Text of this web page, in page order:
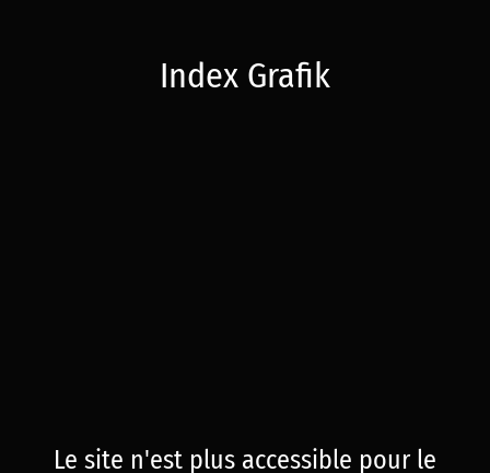
Index Grafik
Le site n'est plus accessible pour le